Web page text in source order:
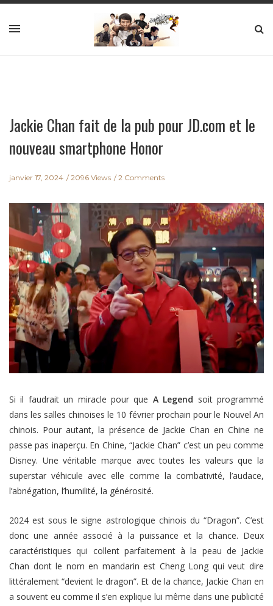
Jackie Chan fait de la pub pour JD.com et le
nouveau smartphone Honor
janvier 17, 2024 2096 Views 2 Comments
Si il faudrait un miracle pour que A Legend soit programmé
dans les salles chinoises le 10 février prochain pour le Nouvel An
chinois. Pour autant, la présence de Jackie Chan en Chine ne
passe pas inaperçu. En Chine, “Jackie Chan” c’est un peu comme
Disney. Une véritable marque avec toutes les valeurs que la
superstar véhicule avec elle comme la combativité, l’audace,
l’abnégation, l’humilité, la générosité.
2024 est sous le signe astrologique chinois du “Dragon”. C’est
donc une année associé à la puissance et la chance. Deux
caractéristiques qui collent parfaitement à la peau de Jackie
Chan dont le nom en mandarin est Cheng Long qui veut dire
littéralement “devient le dragon”. Et de la chance, Jackie Chan en
a souvent eu comme il s’en explique lui même dans une publicité